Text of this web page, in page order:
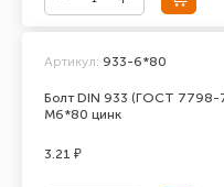
Болт DIN 933 (ГОСТ 7798-
М6*80 цинк
Артикул: 933-6*80
3.21 ₽